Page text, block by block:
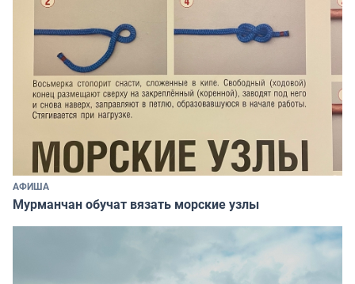
АФИША
Мурманчан обучат вязать морские узлы